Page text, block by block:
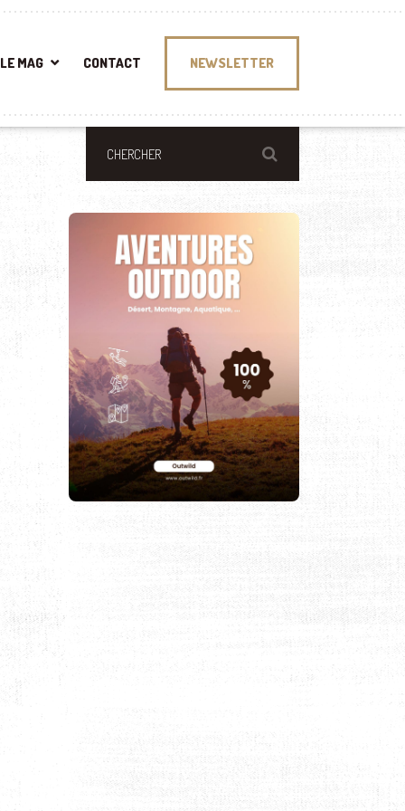
LE MAG CONTACT NEWSLETTER
CONDITIONS EXTRÊMES